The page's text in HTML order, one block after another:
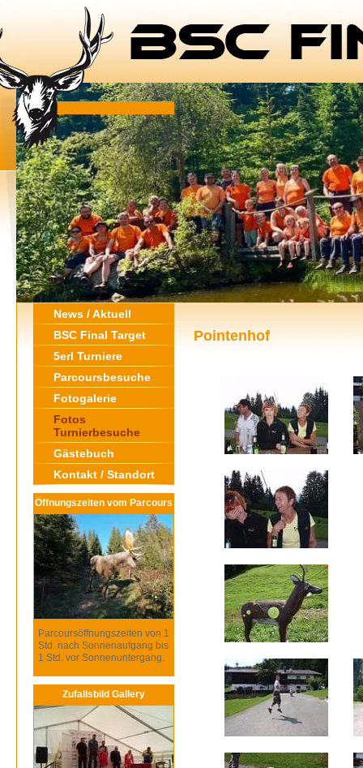
News / Aktuell
BSC Final Target
5erl Turniere
Parcoursbesuche
Fotogalerie
Fotos
Turnierbesuche
Gästebuch
Kontakt / Standort
Öffnungszeiten vom Parcours
Parcoursöffnungszeiten von 1
Std. nach Sonnenaufgang bis
1 Std. vor Sonnenuntergang.
Zufallsbild Gallery
Pointenhof